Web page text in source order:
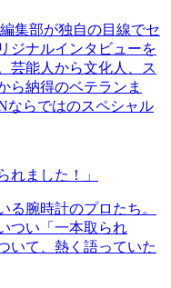
集部が独自の目線でセ
ジナルインタビューを
芸能人から文化人、ス
ら納得のベテランま
ならではのスペシャル
れました！」
る腕時計のプロたち。
つい「一本取られ
いて、熱く語っていた